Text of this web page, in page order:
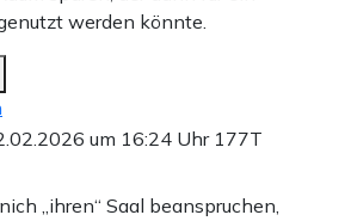
werden könnte.
um 16:24 Uhr 177T
„ihren“ Saal beanspruchen,